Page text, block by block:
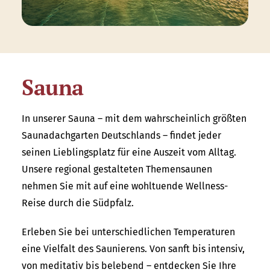
Sauna
In unserer Sauna – mit dem wahrscheinlich größten
Saunadachgarten Deutschlands – findet jeder
seinen Lieblingsplatz für eine Auszeit vom Alltag.
Unsere regional gestalteten Themensaunen
nehmen Sie mit auf eine wohltuende Wellness-
Reise durch die Südpfalz.
Erleben Sie bei unterschiedlichen Temperaturen
eine Vielfalt des Saunierens. Von sanft bis intensiv,
von meditativ bis belebend – entdecken Sie Ihre